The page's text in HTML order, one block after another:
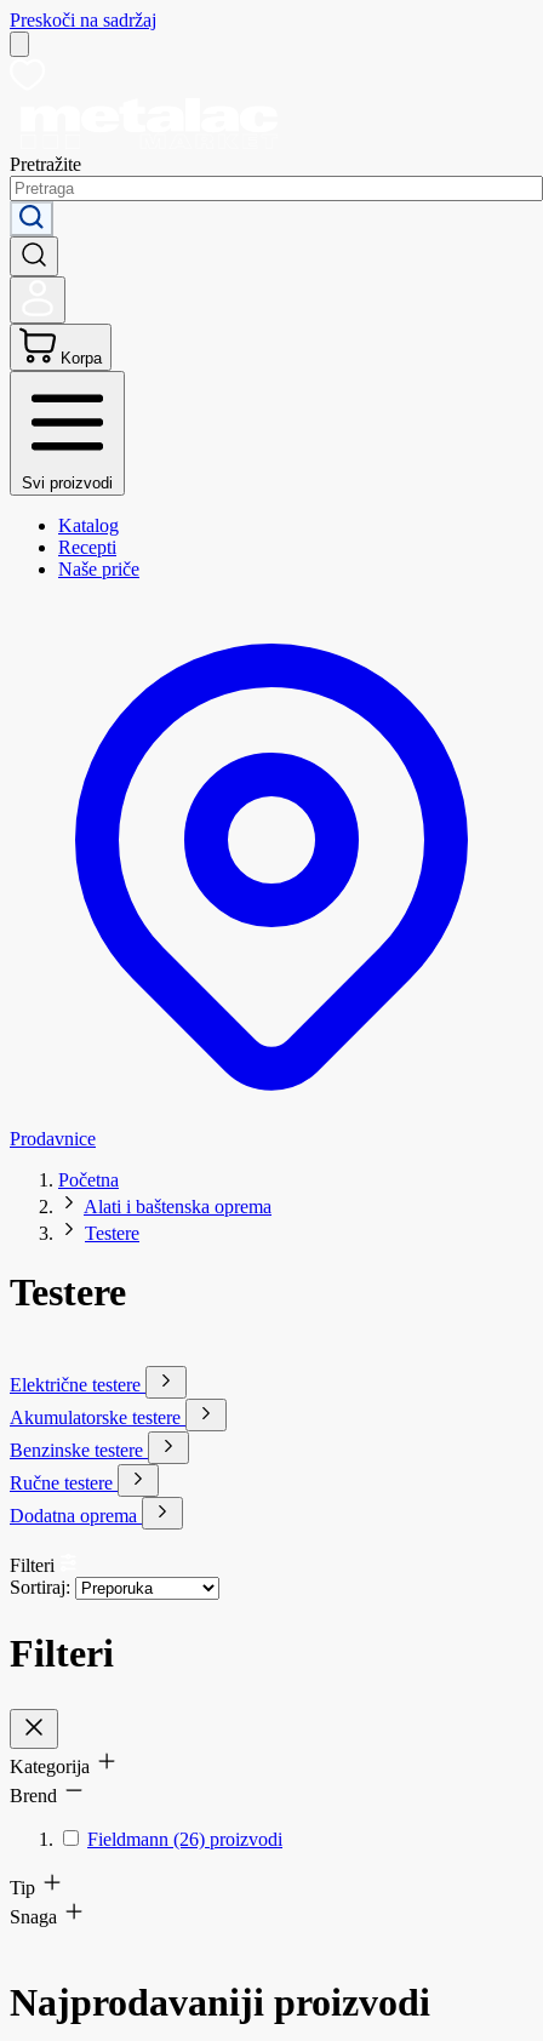
Preskoči na sadržaj
Pretražite
Korpa
Svi proizvodi
Katalog
Recepti
Naše priče
Prodavnice
Početna
Alati i baštenska oprema
Testere
Testere
Električne testere
Akumulatorske testere
Benzinske testere
Ručne testere
Dodatna oprema
Filteri
Sortiraj:
Filteri
Kategorija
Brend
Fieldmann (26) proizvodi
Tip
Snaga
Najprodavaniji proizvodi